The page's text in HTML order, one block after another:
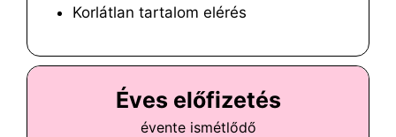
Korlátlan tartalom elérés
Éves előfizetés
évente ismétlődő